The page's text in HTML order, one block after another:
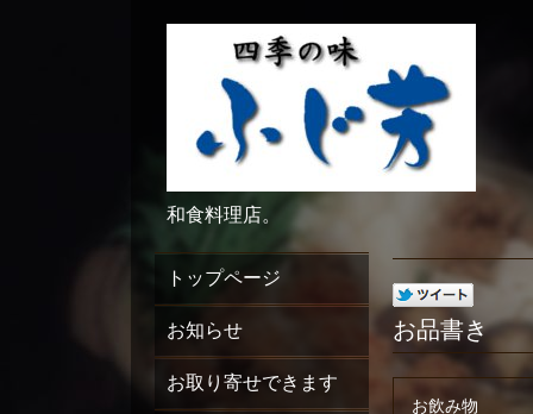
和食料理店。
お品書き
お飲み物
トップページ
お知らせ
お取り寄せできます